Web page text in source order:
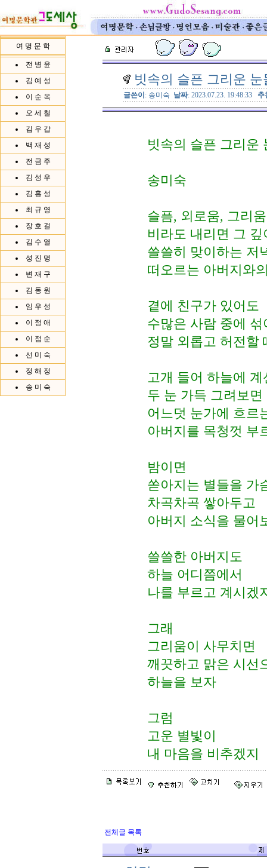
여 명 문 학
전 병 윤
김 예 성
이 순 옥
오 세 철
김 우 갑
백 재 성
전 금 주
김 성 우
김 홍 성
최 규 영
장 호 걸
김 수 열
성 진 명
변 재 구
김 동 원
임 우 성
이 정 애
이 점 순
선 미 숙
정 해 정
송 미 숙
빗속의 슬픈 그리운 눈
글쓴이 : 송미숙 날짜: 2023.07.23. 19:48:33 추
빗속의 슬픈 그리운
송미숙
슬픔, 외로움, 그리
비라도 내리면 그
쓸쓸히 맞이하는 저
떠오르는 아버지와
곁에 친구가 있어도
수많은 사람 중에 섞
정말 외롭고 허전할
고개 들어 하늘에
두 눈 가득 그려보면
어느덧 눈가에 흐르
아버지를 목청껏 부
밤이면
쏟아지는 별들을 가
차곡차곡 쌓아두고
아버지 소식을 물어
쓸쓸한 아버지도
하늘 어디쯤에서
나를 부르고 계시겠
그래
그리움이 사무치면
깨끗하고 맑은 시선
하늘을 보자
그럼
고운 별빛이
내 마음을 비추겠지
전체글 목록